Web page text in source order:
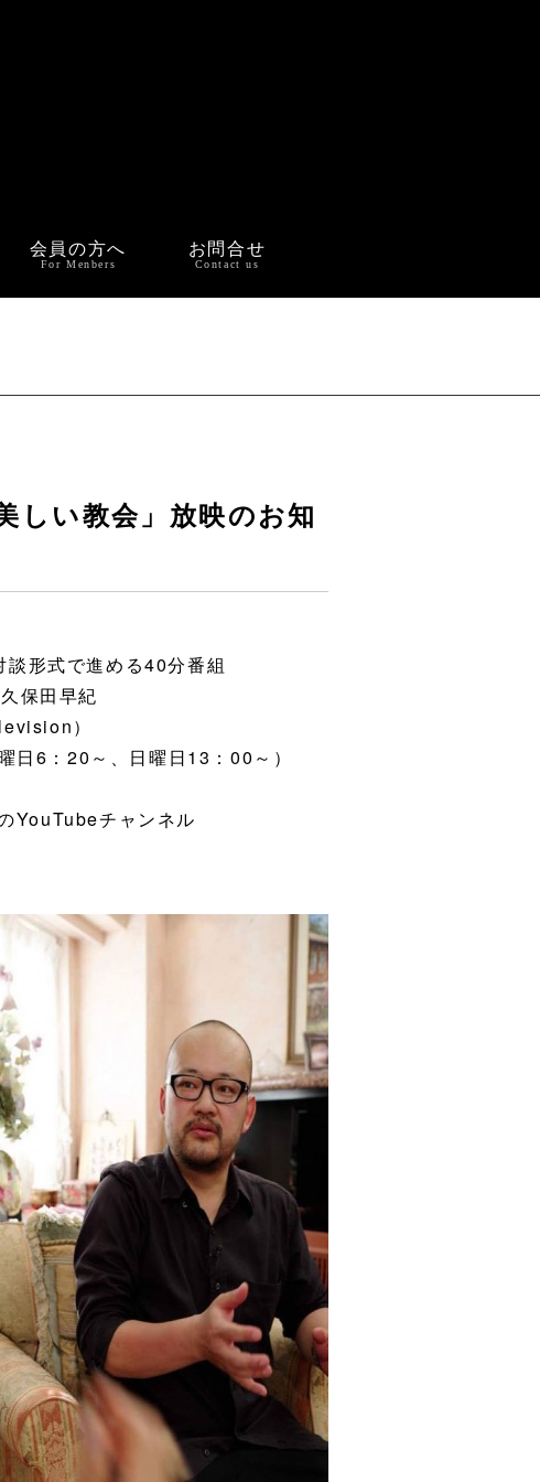
会員の方へ
For Menbers
お問合せ
Contact us
しい教会」放映のお知
形式で進める40分番組
保田早紀
）
6：20～、日曜日13：00～）
YouTubeチャンネル